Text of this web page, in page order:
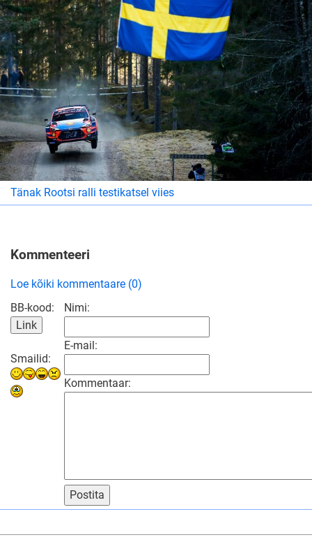
Tänak Rootsi ralli testikatsel viies
Kommenteeri
Loe kõiki kommentaare (0)
BB-kood:
Smailid:
Nimi:
E-mail:
Kommentaar:
Postita